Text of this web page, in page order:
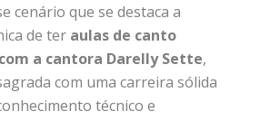
cenário que se destaca a
de ter aulas de canto
a cantora Darelly Sette,
com uma carreira sólida
técnico e